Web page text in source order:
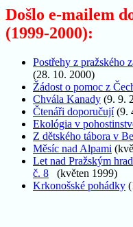
Došlo e-mailem
(1999-2000):
Postřehy z pražského
(28. 10. 2000)
Žádost o pomoc z
Chvála Kanady (9. 9.
Čtenáři doporučují(9.
Ekológia v
Z dětského tábora v
Měsíc nad Alpami
Let nad Pražským
č. 8 (květen 1999)
Krkonošské pohádky